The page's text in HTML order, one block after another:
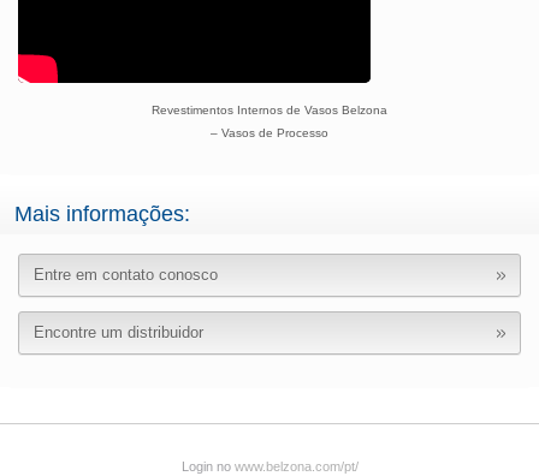
Revestimentos Internos de Vasos Belzona
– Vasos de Processo
Mais informações:
Entre em contato conosco
Encontre um distribuidor
Login no www.belzona.com/pt/